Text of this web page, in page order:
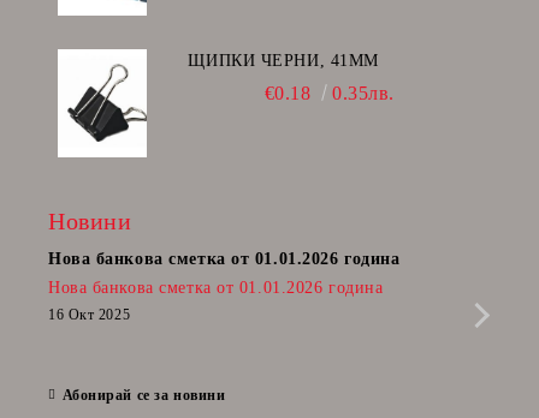
ЩИПКИ ЧЕРНИ, 41ММ
€0.18 0.35лв.
Новини
Нова банкова сметка от 01.01.2026 година
Нова банкова сметка от 01.01.2026 година
16 Окт 2025
Абонирай се за новини